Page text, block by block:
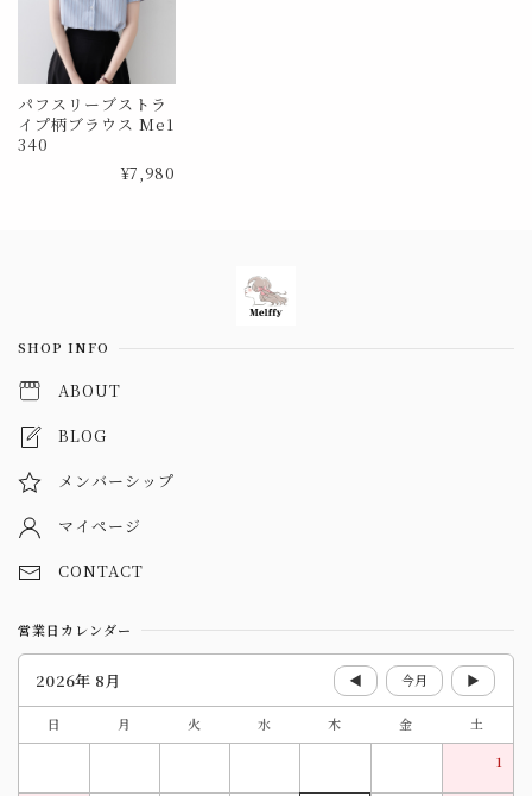
パフスリーブストラ
イプ柄ブラウス Me1
340
¥7,980
SHOP INFO
ABOUT
BLOG
メンバーシップ
マイページ
CONTACT
営業日カレンダー
2026年 8月 ◀ 今月 ▶
日 月 火 水 木 金
土
1